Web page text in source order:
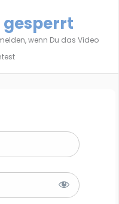
gesperrt
wenn Du das Video